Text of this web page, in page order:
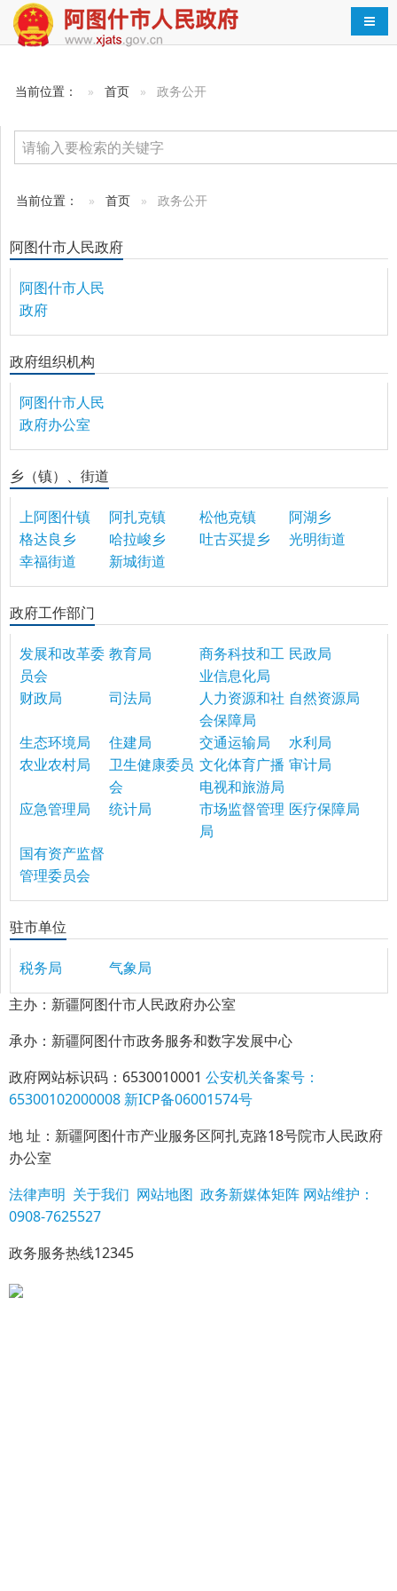
导航
当前位置： 首页 政务公开
当前位置： 首页 政务公开
阿图什市人民政府
阿图什市人民
政府
政府组织机构
阿图什市人民
政府办公室
乡（镇）、街道
上阿图什镇 阿扎克镇 松他克镇
阿湖乡
格达良乡
哈拉峻乡 吐古买提乡
光明街道
幸福街道
新城街道
政府工作部门
发展和改革委
员会
教育局
商务科技和工
业信息化局
民政局
财政局 司法局
人力资源和社
会保障局
自然资源局
生态环境局 住建局 交通运输局
水利局
农业农村局
卫生健康委员
会
文化体育广播
电视和旅游局
审计局
应急管理局 统计局
市场监督管理
局
医疗保障局
国有资产监督
管理委员会
驻市单位
税务局
气象局
主办：新疆阿图什市人民政府办公室
承办：新疆阿图什市政务服务和数字发展中心
政府网站标识码：6530010001 公安机关备案号：
65300102000008 新ICP备06001574号
地 址：新疆阿图什市产业服务区阿扎克路18号院市人民政府
办公室
法律声明 关于我们 网站地图 政务新媒体矩阵 网站维护：
0908-7625527
政务服务热线12345